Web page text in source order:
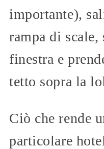
importante),
rampa di scale,
finestra e
tetto sopra la
Ciò che rende
particolare